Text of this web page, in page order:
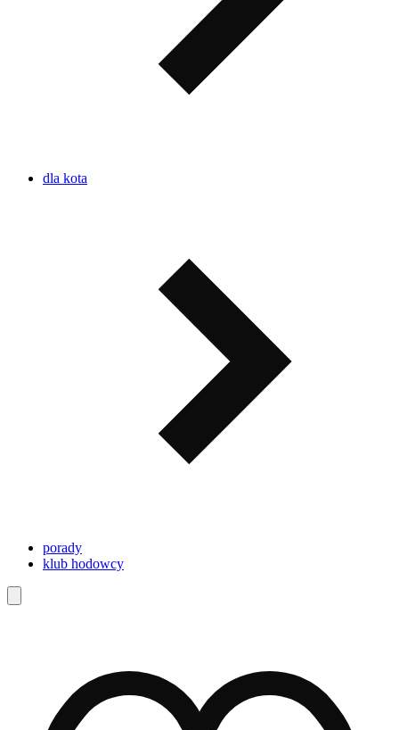
dla kota
porady
klub hodowcy